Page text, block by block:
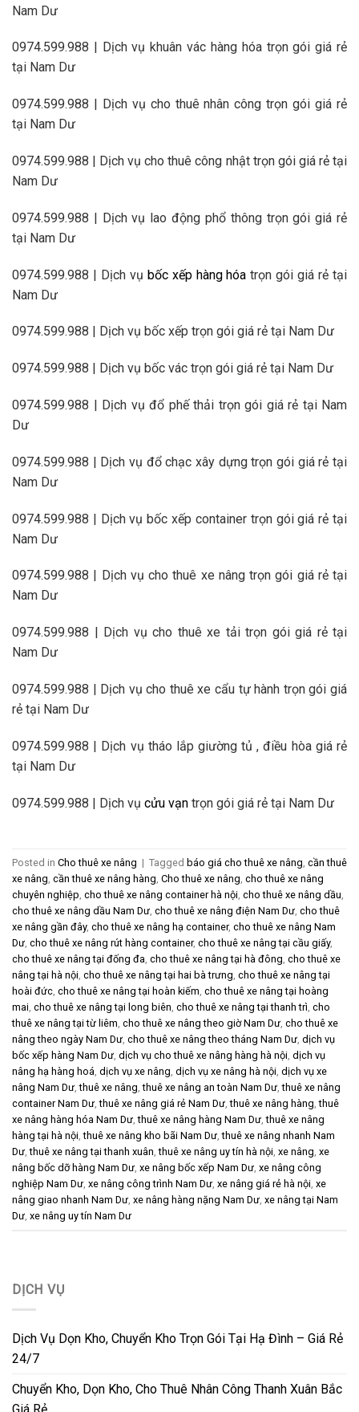
Nam Dư
0974.599.988 | Dịch vụ khuân vác hàng hóa trọn gói giá rẻ
tại Nam Dư
0974.599.988 | Dịch vụ cho thuê nhân công trọn gói giá rẻ
tại Nam Dư
0974.599.988 | Dịch vụ cho thuê công nhật trọn gói giá rẻ tại
Nam Dư
0974.599.988 | Dịch vụ lao động phổ thông trọn gói giá rẻ
tại Nam Dư
0974.599.988 | Dịch vụ bốc xếp hàng hóa trọn gói giá rẻ tại
Nam Dư
0974.599.988 | Dịch vụ bốc xếp trọn gói giá rẻ tại Nam Dư
0974.599.988 | Dịch vụ bốc vác trọn gói giá rẻ tại Nam Dư
0974.599.988 | Dịch vụ đổ phế thải trọn gói giá rẻ tại Nam
Dư
0974.599.988 | Dịch vụ đổ chạc xây dựng trọn gói giá rẻ tại
Nam Dư
0974.599.988 | Dịch vụ bốc xếp container trọn gói giá rẻ tại
Nam Dư
0974.599.988 | Dịch vụ cho thuê xe nâng trọn gói giá rẻ tại
Nam Dư
0974.599.988 | Dịch vụ cho thuê xe tải trọn gói giá rẻ tại
Nam Dư
0974.599.988 | Dịch vụ cho thuê xe cẩu tự hành trọn gói giá
rẻ tại Nam Dư
0974.599.988 | Dịch vụ tháo lắp giường tủ , điều hòa giá rẻ
tại Nam Dư
0974.599.988 | Dịch vụ cửu vạn trọn gói giá rẻ tại Nam Dư
Posted in Cho thuê xe nâng | Tagged báo giá cho thuê xe nâng cần thuê
xe nâng cần thuê xe nâng hàng Cho thuê xe nâng cho thuê xe nâng
chuyên nghiệp cho thuê xe nâng container hà nội cho thuê xe nâng dầu
cho thuê xe nâng dầu Nam Dư cho thuê xe nâng điện Nam Dư cho thuê
xe nâng gần đây, cho thuê xe nâng hạ container, cho thuê xe nâng Nam
Dư cho thuê xe nâng rút hàng container, cho thuê xe nâng tại cầu giấy,
cho thuê xe nâng tại đống đa cho thuê xe nâng tại hà đông cho thuê xe
nâng tại hà nội cho thuê xe nâng tại hai bà trưng cho thuê xe nâng tại
hoài đức cho thuê xe nâng tại hoàn kiếm cho thuê xe nâng tại hoàng
mai cho thuê xe nâng tại long biên cho thuê xe nâng tại thanh trì cho
thuê xe nâng tại từ liêm cho thuê xe nâng theo giờ Nam Dư cho thuê xe
nâng theo ngày Nam Dư cho thuê xe nâng theo tháng Nam Dư dịch vụ
bốc xếp hàng Nam Dư dịch vụ cho thuê xe nâng hàng hà nội dịch vụ
nâng hạ hàng hoá dịch vụ xe nâng dịch vụ xe nâng hà nội dịch vụ xe
nâng Nam Dư ,thuê xe nâng ,thuê xe nâng an toàn Nam Dư ,thuê xe nâng
container Nam Dư ,thuê xe nâng giá rẻ Nam Dư ,thuê xe nâng hàng ,thuê
xe nâng hàng hóa Nam Dư ,thuê xe nâng hàng Nam Dư ,thuê xe nâng
hàng tại hà nội ,thuê xe nâng kho bãi Nam Dư ,thuê xe nâng nhanh Nam
Dư ,thuê xe nâng tại thanh xuân ,thuê xe nâng uy tín hà nội xe nâng xe
nâng bốc dỡ hàng Nam Dư xe nâng bốc xếp Nam Dư xe nâng công
nghiệp Nam Dư xe nâng công trình Nam Dư xe nâng giá rẻ hà nội xe
nâng giao nhanh Nam Dư xe nâng hàng nặng Nam Dư xe nâng tại Nam
Dư xe nâng uy tín Nam Dư
DỊCH VỤ
Dịch Vụ Dọn Kho, Chuyển Kho Trọn Gói Tại Hạ Đình – Giá Rẻ
24/7
Chuyển Kho, Dọn Kho, Cho Thuê Nhân Công Thanh Xuân Bắc